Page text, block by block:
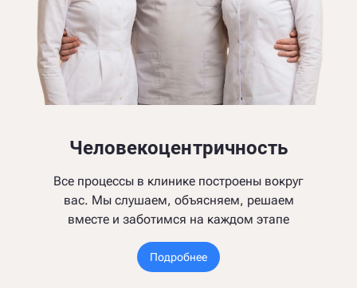
Человекоцентричность
Все процессы в клинике построены вокруг
вас. Мы слушаем, объясняем, решаем
вместе и заботимся на каждом этапе
Подробнее